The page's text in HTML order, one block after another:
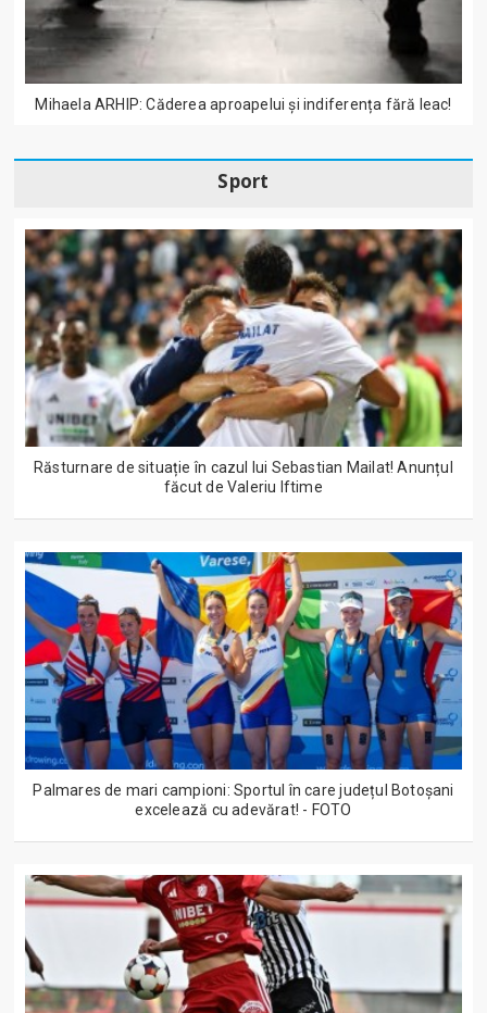
Mihaela ARHIP: Căderea aproapelui și indiferența fără leac!
Sport
Răsturnare de situație în cazul lui Sebastian Mailat! Anunțul
făcut de Valeriu Iftime
Palmares de mari campioni: Sportul în care județul Botoșani
excelează cu adevărat! - FOTO